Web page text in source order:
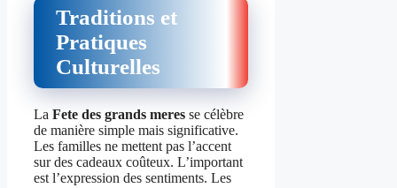
Traditions et
Pratiques
Culturelles
La Fete des grands meres se célèbre
de manière simple mais significative.
Les familles ne mettent pas l’accent
sur des cadeaux coûteux. L’important
est l’expression des sentiments. Les